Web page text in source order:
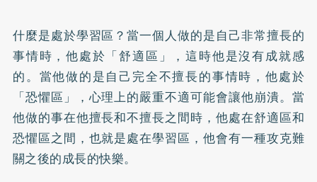
什麼是處於學習區？當一個人做的是自己非常擅長的
事情時，他處於「舒適區」，這時他是沒有成就感
的。當他做的是自己完全不擅長的事情時，他處於
「恐懼區」，心理上的嚴重不適可能會讓他崩潰。當
他做的事在他擅長和不擅長之間時，他處在舒適區和
恐懼區之間，也就是處在學習區，他會有一種攻克難
關之後的成長的快樂。